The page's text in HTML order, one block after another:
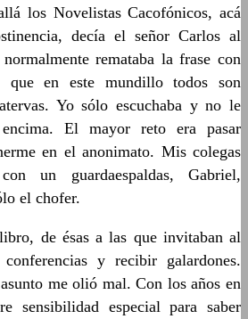
los Novelistas Cacofónicos, acá
decía el señor Carlos al
remataba la frase con
en este mundillo todos son
Yo sólo escuchaba y no le
El mayor reto era pasar
en el anonimato. Mis colegas
un guardaespaldas, Gabriel,
el chofer.
de ésas a las que invitaban al
y recibir galardones.
me olió mal. Con los años en
sensibilidad especial para saber